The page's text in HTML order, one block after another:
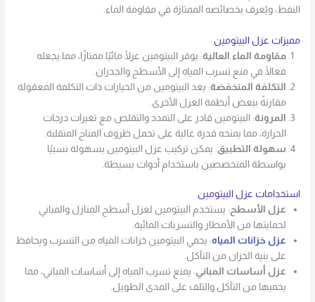
النفط، ويُعرف بخصائصه الممتازة في مقاومة الماء.
مميزات عزل البيتومين
مقاومة الماء العالية: يوفر البيتومين عزلًا مائيًا ممتازًا، مما يجعله
فعالًا في منع تسرب المياه إلى الأسطح والجدران.
التكلفة المنخفضة: يعد البيتومين من الخيارات ذات التكلفة المعقولة
مقارنةً ببعض أنظمة العزل الأخرى.
المرونة: البيتومين قادر على التمدد والتقلص مع تغيرات درجات
الحرارة، مما يمنحه قدرة عالية على تحمل ظروف المناخ المتقلبة.
سهولة التطبيق: يمكن تركيب عزل البيتومين بسهولة نسبيًا
بواسطة المتخصصين باستخدام أدوات بسيطة.
استخدامات عزل البيتومين
عزل الأسطح: يستخدم البيتومين لعزل أسطح المنازل والمباني
لحمايتها من الأمطار والتسربات المائية.
عزل خزانات المياه: يحمي البيتومين خزانات المياه من التسرب ويحافظ
على بنية الخزان من التآكل.
عزل أساسات المباني: يمنع تسرب المياه إلى أساسات المباني، مما
يحميها من التآكل والتلف على المدى الطويل.